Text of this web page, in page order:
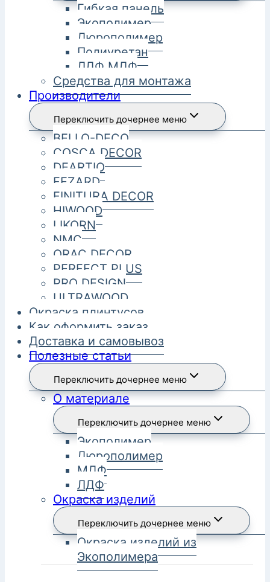
Гибкая панель
Экополимер
Дюрополимер
Полиуретан
ЛДФ МДФ
Средства для монтажа
Производители
Переключить дочернее меню
BELLO-DECO
COSCA DECOR
DEARTIO
FEZARD
FINITURA DECOR
HIWOOD
LIKORN
NMC
ORAC DECOR
PERFECT PLUS
PRO DESIGN
ULTRAWOOD
Окраска плинтусов
Как оформить заказ
Доставка и самовывоз
Полезные статьи
Переключить дочернее меню
О материале
Переключить дочернее меню
Экополимер
Дюрополимер
МДФ
ЛДФ
Окраска изделий
Переключить дочернее меню
Окраска изделий из
Экополимера